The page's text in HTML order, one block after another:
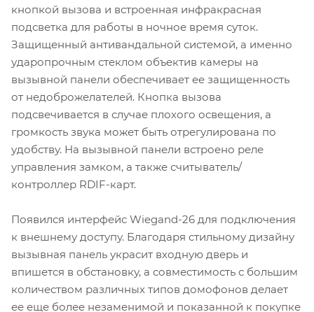
кнопкой вызова и встроенная инфракрасная
подсветка для работы в ночное время суток.
Защищенный антивандальной системой, а именно
ударопрочным стеклом объектив камеры на
вызывной панели обеспечивает ее защищенность
от недоброжелателей. Кнопка вызова
подсвечивается в случае плохого освещения, а
громкость звука может быть отрегулирована по
удобству. На вызывной панели встроено реле
управления замком, а также считыватель/
контроллер RDIF-карт.
Появился интерфейс Wiegand-26 для подключения
к внешнему доступу. Благодаря стильному дизайну
вызывная панель украсит входную дверь и
впишется в обстановку, а совместимость с большим
количеством различных типов домофонов делает
ее еще более незаменимой и показанной к покупке